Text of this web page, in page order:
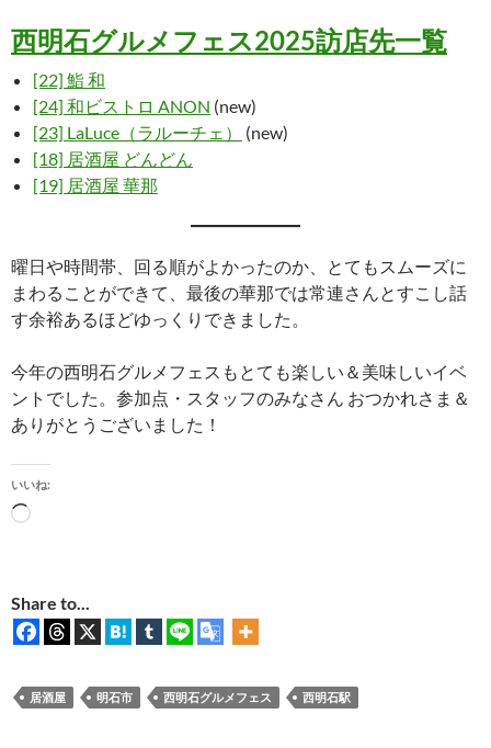
西明石グルメフェス2025訪店先一覧
[22] 鮨 和
[24] 和ビストロ ANON (new)
[23] LaLuce（ラルーチェ）
(new)
[18] 居酒屋 どんどん
[19] 居酒屋 華那
曜日や時間帯、回る順がよかったのか、とてもスムーズに
まわることができて、最後の華那では常連さんとすこし話
す余裕あるほどゆっくりできました。
今年の西明石グルメフェスもとても楽しい＆美味しいイベ
ントでした。参加点・スタッフのみなさん おつかれさま＆
ありがとうございました！
いいね:
読
中…
Share to...
居酒屋 明石市 西明石グルメフェス 西明石駅